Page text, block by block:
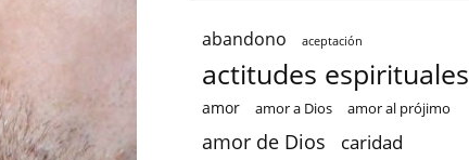
abandono aceptación
actitudes espirituales
amor amor a Dios amor al prójimo
amor de Dios caridad